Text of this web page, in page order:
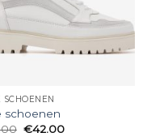
SCHOENEN
schoenen
€42.00